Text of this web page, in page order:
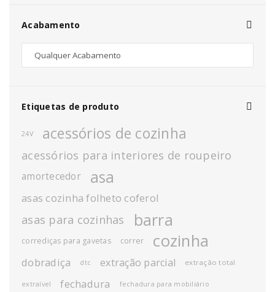
Acabamento
Etiquetas de produto
24V acessórios de cozinha
acessórios para interiores de roupeiro
amortecedor asa
asas cozinha folheto coferol
asas para cozinhas barra
corrediças para gavetas correr cozinha
dobradiça dtc extração parcial extração total
extraível fechadura fechadura para mobiliário